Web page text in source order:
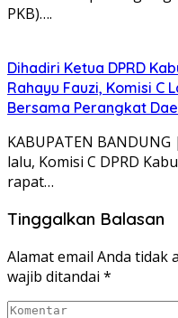
PKB)….
Dihadiri Ketua DPRD
Rahayu Fauzi, Komisi C
Bersama Perangkat
KABUPATEN
lalu, Komisi C DPRD
rapat…
Tinggalkan Balasan
Alamat email Anda tidak
wajib ditandai *